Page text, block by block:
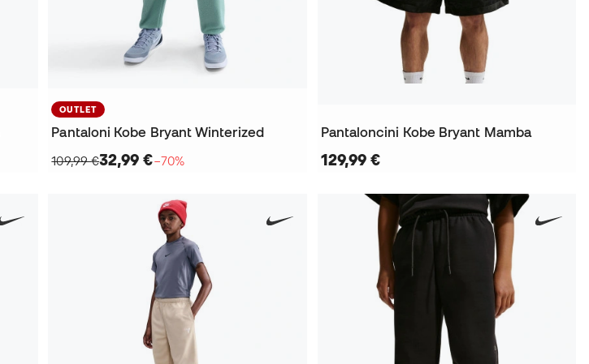
OUTLET
Pantaloni Kobe Bryant Winterized
109,99 €32,99 €−70%
Pantaloncini Kobe Bryant Mamba
129,99 €